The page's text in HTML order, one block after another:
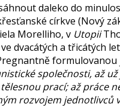
daleko do
církve (Nový
Morelliho, v Utopii
dvacátých a třicátých
společnosti, až
prací; až práce
rozvojem